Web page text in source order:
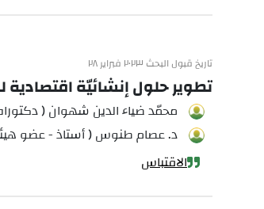
تاريخ قبول البحث ٢٠٢٣ فبراير ٢٨
تطوير حلول إنشائيّة اقتصادية
محمّد ضياء الدين شهوان (
د. عصام طنوس ( أستاذ - عضو
الاقتباس